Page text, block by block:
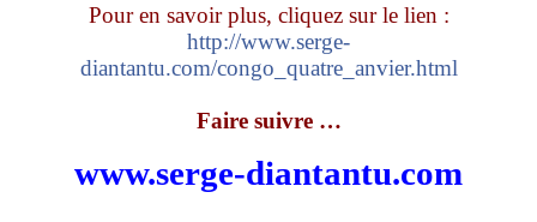
Pour en savoir plus, cliquez sur le lien :
http://www.serge-
diantantu.com/congo_quatre_anvier.html
Faire suivre …
www.serge-diantantu.com